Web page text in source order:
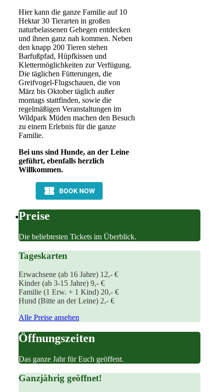
Hier kann die ganze Familie auf 10
Hektar 30 Tierarten in großen
naturbelassenen Gehegen entdecken
und ihnen ganz nah kommen. Neben
den knapp 200 Tieren stehen
Barfußpfad, Hüpfkissen und
Klettermöglichkeiten zur Verfügung.
Die täglichen Fütterungen, die
Greifvogel-Flugschauen, die von
März bis Oktober täglich außer
montags stattfinden, sowie die
regelmäßigen Veranstaltungen im
Wildpark Müden machen den Besuch
zu einem Erlebnis für die ganze
Familie.
Bei uns sind Hunde, an der Leine
geführt, ebenfalls herzlich
Willkommen.
Preise
Die beliebtesten Tickets im Überblick.
Tageskarten
Erwachsene (ab 16 Jahre) 12,- €
Kinder (ab 3-15 Jahre) 9,- €
Familie (1 Erw. + 1 Kind) 20,- €
Hund (Bitte an der Leine) 2,- €
Alle Preise ansehen
Öffnungszeiten
Das ganze Jahr für Euch geöffent.
Ganzjährig geöffnet!